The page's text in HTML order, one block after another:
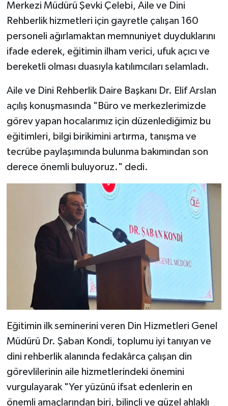
Merkezi Müdürü Şevki Çelebi, Aile ve Dini
Rehberlik hizmetleri için gayretle çalışan 160
personeli ağırlamaktan memnuniyet duyduklarını
ifade ederek, eğitimin ilham verici, ufuk açıcı ve
bereketli olması duasıyla katılımcıları selamladı.
Aile ve Dini Rehberlik Daire Başkanı Dr. Elif Arslan
açılış konuşmasında "Büro ve merkezlerimizde
görev yapan hocalarımız için düzenlediğimiz bu
eğitimleri, bilgi birikimini artırma, tanışma ve
tecrübe paylaşımında bulunma bakımından son
derece önemli buluyoruz." dedi.
Eğitimin ilk seminerini veren Din Hizmetleri Genel
Müdürü Dr. Şaban Kondi, toplumu iyi tanıyan ve
dini rehberlik alanında fedakârca çalışan din
görevlilerinin aile hizmetlerindeki önemini
vurgulayarak "Yer yüzünü ifsat edenlerin en
önemli amaçlarından biri, bilinçli ve güzel ahlaklı
Edirne Müftülüğü
Elazığ Müftülüğü
Erzincan Müftülüğü
Eskişehir Müftülüğü
Gaziantep Müftülüğü
Gümüşhane Müftülüğü
Hakkari Müftülüğü
Hatay Müftülüğü
Iğdır Müftülüğü
Isparta Müftülüğü
İzmir Müftülüğü
Kahramanmaraş Müftülüğü
Karabük Müftülüğü